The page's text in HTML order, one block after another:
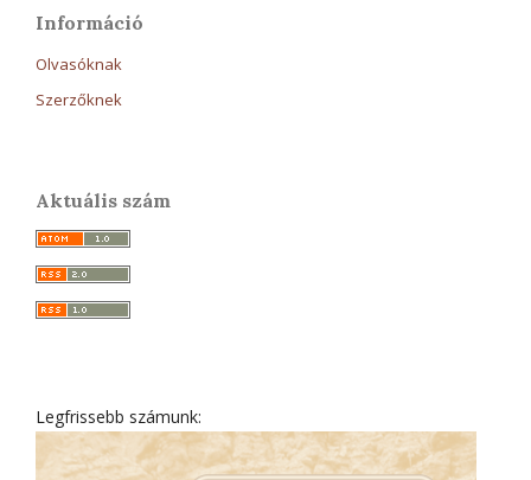
Információ
Olvasóknak
Szerzőknek
Aktuális szám
Legfrissebb számunk: